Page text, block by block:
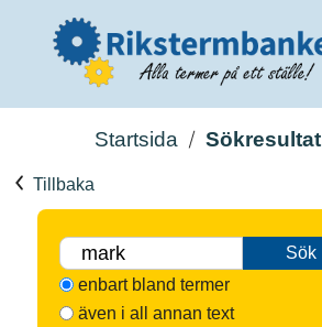
Startsida Sökresultat
Tillbaka
Sök
enbart bland termer
även i all annan text